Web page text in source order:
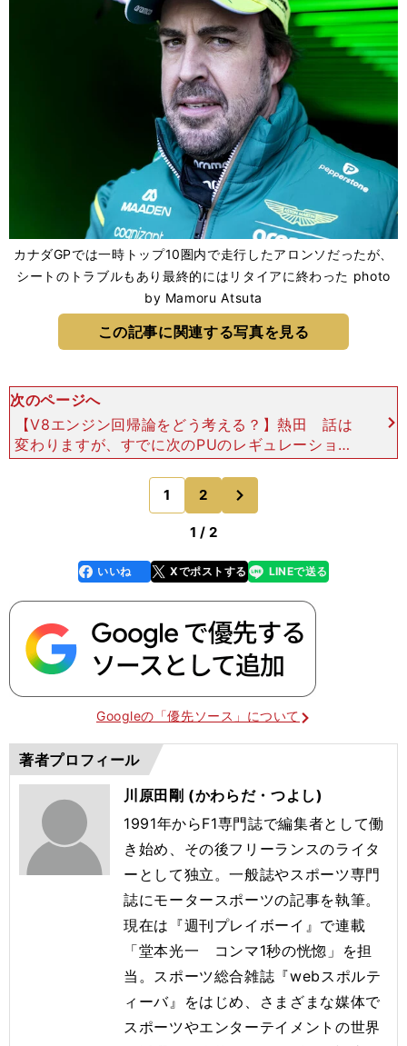
カナダGPでは一時トップ10圏内で走行したアロンソだったが、
シートのトラブルもあり最終的にはリタイアに終わった photo
by Mamoru Atsuta
この記事に関連する写真を見る
次のページへ
【V8エンジン回帰論をどう考える？】熱田 話は
変わりますが、すでに次のPUのレギュレーション
に関して議論が始まっています。国際自動車連盟
（FIA）のモハメド・ビン・スライエム会長は遅く
とも2031年
1 2
1 / 2
faceboo
k
いいね Xでポストする
line LINEで送る
Googleの「優先ソース」について
著者プロフィール
川原田剛 (かわらだ・つよし)
1991年からF1専門誌で編集者として働
き始め、その後フリーランスのライタ
ーとして独立。一般誌やスポーツ専門
誌にモータースポーツの記事を執筆。
現在は『週刊プレイボーイ』で連載
「堂本光一 コンマ1秒の恍惚」を担
当。スポーツ総合雑誌『webスポルテ
ィーバ』をはじめ、さまざまな媒体で
スポーツやエンターテイメントの世界